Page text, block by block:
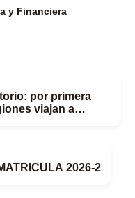
y Financiera
por primera
viajan a
2026-2